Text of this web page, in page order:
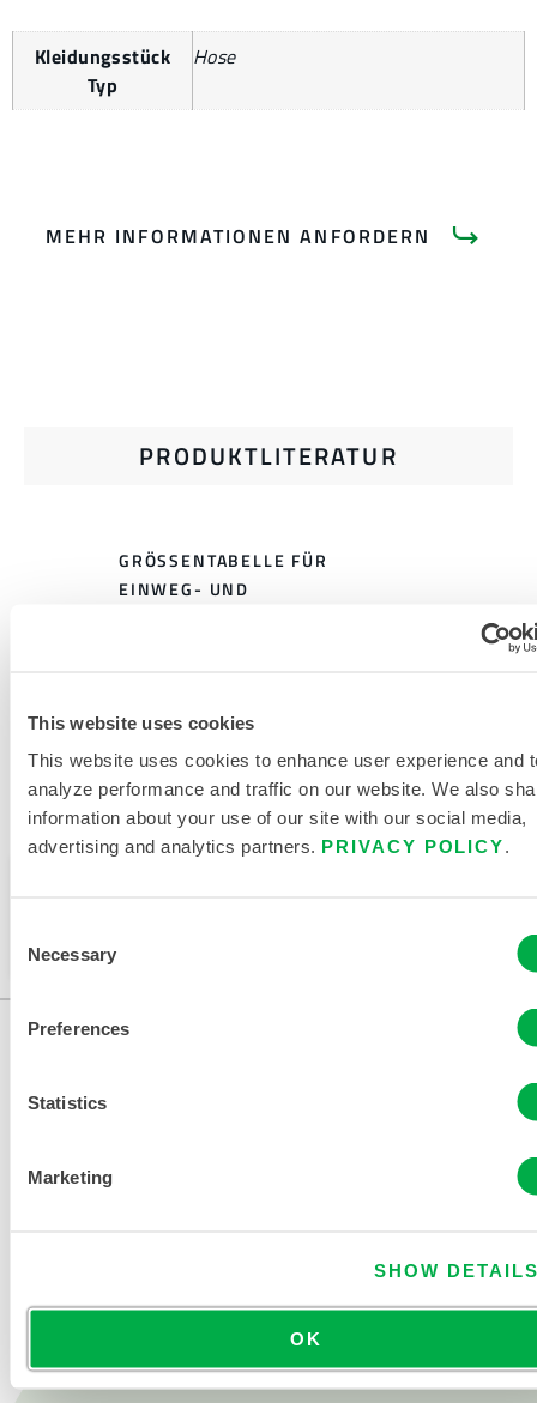
This website uses cookies
This website uses cookies to enhance user experience and
analyze performance and traffic on our website. We also
information about your use of our site with our social media,
advertising and analytics partners. PRIVACY POLICY.
Selection
Necessary
Preferences
Statistics
Marketing
SHOW
OK
Kleidungsstück
Typ
Hose
MEHR INFORMATIONEN ANFORDERN
PRODUKTLITERATUR
GRÖSSENTABELLE FÜR E
INWEG- UND C
Verfügbar in diesen Verkaufsregionen: CHINA, ASIEN.